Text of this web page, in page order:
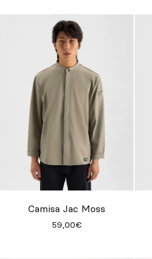
Camisa Jac Moss
59,00€